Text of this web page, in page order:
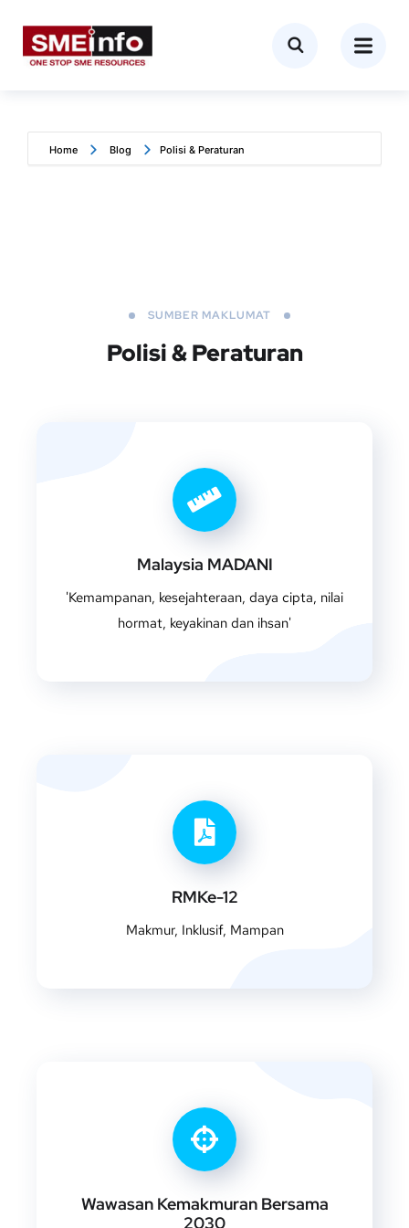
Home Blog Polisi & Peraturan
SUMBER MAKLUMAT
Polisi & Peraturan
Malaysia MADANI
'Kemampanan, kesejahteraan, daya cipta, nilai
hormat, keyakinan dan ihsan'
RMKe-12
Makmur, Inklusif, Mampan
Wawasan Kemakmuran Bersama
2030